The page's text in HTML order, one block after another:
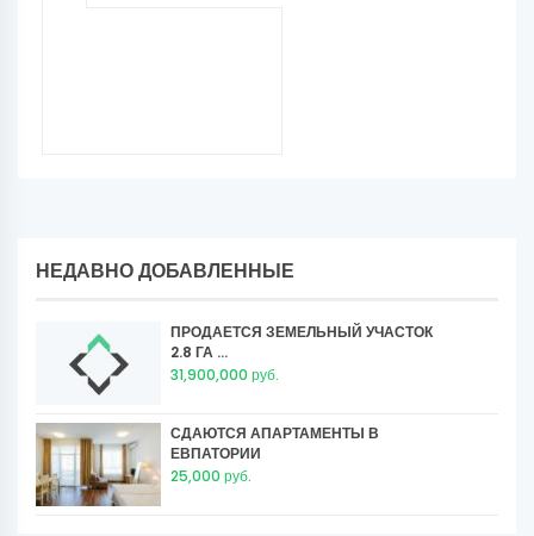
НЕДАВНО ДОБАВЛЕННЫЕ
ПРОДАЕТСЯ ЗЕМЕЛЬНЫЙ УЧАСТОК
2.8 ГА ...
31,900,000 руб.
СДАЮТСЯ АПАРТАМЕНТЫ В
ЕВПАТОРИИ
25,000 руб.